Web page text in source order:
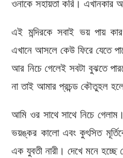
ওনাকে সহায়তা করি। এখানকার
এই মন্দিরকে সবাই ভয় পায়
এখানে আসলে কেউ ফিরে যেতে
আর নিচে গেলেই সবটা বুঝতে
না তাই আমার প্রচন্ড কৌতুহল
আমি ওর সাথে সাথে নিচে
ভয়ঙ্কর কালো এবং কুৎসিত
এক যুবতী নারী। দেখে মনে